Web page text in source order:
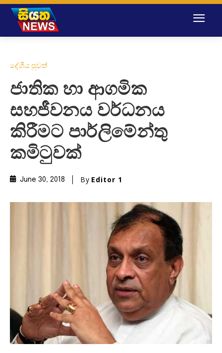
දේශීය පුවත්
ජාතික හා ආගමික
සහජීවනය වර්ධනය
කිරීමට පාර්ලිමේන්තු
කමිටුවක්
June 30, 2018 By Editor 1